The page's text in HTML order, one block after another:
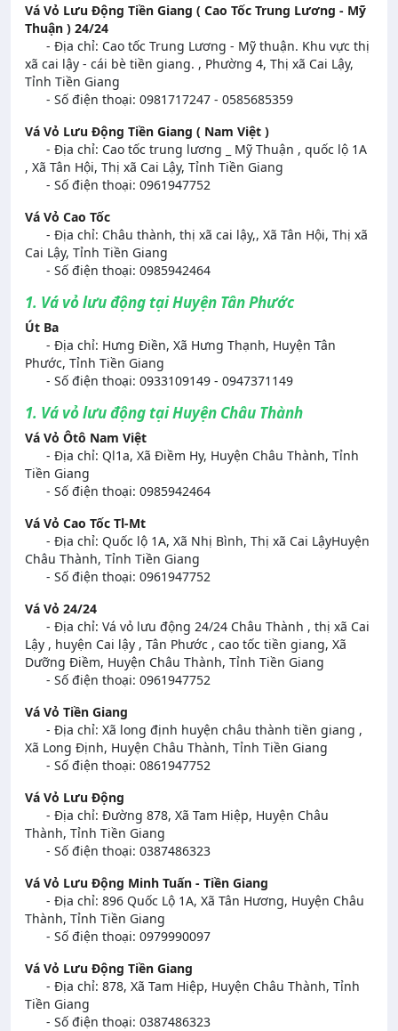
Vá Vỏ Lưu Động Tiền Giang ( Cao Tốc Trung Lương - Mỹ
Thuận ) 24/24
- Địa chỉ: Cao tốc Trung Lương - Mỹ thuận. Khu vực thị
xã cai lậy - cái bè tiền giang. , Phường 4, Thị xã Cai Lậy,
Tỉnh Tiền Giang
- Số điện thoại: 0981717247 - 0585685359
Vá Vỏ Lưu Động Tiền Giang ( Nam Việt )
- Địa chỉ: Cao tốc trung lương _ Mỹ Thuận , quốc lộ 1A
, Xã Tân Hội, Thị xã Cai Lậy, Tỉnh Tiền Giang
- Số điện thoại: 0961947752
Vá Vỏ Cao Tốc
- Địa chỉ: Châu thành, thị xã cai lậy,, Xã Tân Hội, Thị xã
Cai Lậy, Tỉnh Tiền Giang
- Số điện thoại: 0985942464
1. Vá vỏ lưu động tại Huyện Tân Phước
Út Ba
- Địa chỉ: Hưng Điền, Xã Hưng Thạnh, Huyện Tân
Phước, Tỉnh Tiền Giang
- Số điện thoại: 0933109149 - 0947371149
1. Vá vỏ lưu động tại Huyện Châu Thành
Vá Vỏ Ôtô Nam Việt
- Địa chỉ: Ql1a, Xã Điềm Hy, Huyện Châu Thành, Tỉnh
Tiền Giang
- Số điện thoại: 0985942464
Vá Vỏ Cao Tốc Tl-Mt
- Địa chỉ: Quốc lộ 1A, Xã Nhị Bình, Thị xã Cai LậyHuyện
Châu Thành, Tỉnh Tiền Giang
- Số điện thoại: 0961947752
Vá Vỏ 24/24
- Địa chỉ: Vá vỏ lưu động 24/24 Châu Thành , thị xã Cai
Lậy , huyện Cai lậy , Tân Phước , cao tốc tiền giang, Xã
Dưỡng Điềm, Huyện Châu Thành, Tỉnh Tiền Giang
- Số điện thoại: 0961947752
Vá Vỏ Tiền Giang
- Địa chỉ: Xã long định huyện châu thành tiền giang ,
Xã Long Định, Huyện Châu Thành, Tỉnh Tiền Giang
- Số điện thoại: 0861947752
Vá Vỏ Lưu Động
- Địa chỉ: Đường 878, Xã Tam Hiệp, Huyện Châu
Thành, Tỉnh Tiền Giang
- Số điện thoại: 0387486323
Vá Vỏ Lưu Động Minh Tuấn - Tiền Giang
- Địa chỉ: 896 Quốc Lộ 1A, Xã Tân Hương, Huyện Châu
Thành, Tỉnh Tiền Giang
- Số điện thoại: 0979990097
Vá Vỏ Lưu Động Tiền Giang
- Địa chỉ: 878, Xã Tam Hiệp, Huyện Châu Thành, Tỉnh
Tiền Giang
- Số điện thoại: 0387486323